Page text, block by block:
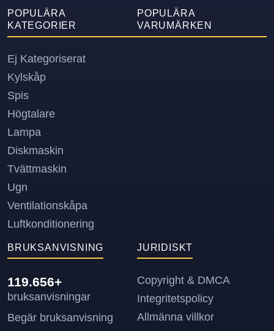
POPULÄRA
KATEGORIER
Ej Kategoriserat
Kylskåp
Spis
Högtalare
Lampa
Diskmaskin
Tvättmaskin
Ugn
Ventilationskåpa
Luftkonditionering
POPULÄRA
VARUMÄRKEN
BRUKSANVISNING
119.656+
bruksanvisningar
Begär bruksanvisning
JURIDISKT
Copyright & DMCA
Integritetspolicy
Allmänna villkor